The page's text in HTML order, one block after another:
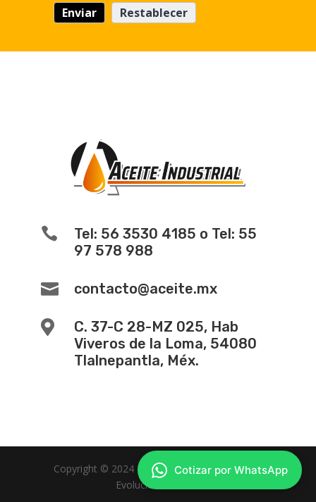

Tel: 56 3530 4185 o Tel: 55
97 578 988
 contacto@aceite.mx

C. 37-C 28-MZ 025, Hab
Viveros de la Loma, 54080
Tlalnepantla, Méx.
Copyright © 2024 -
Diseño de Paginas Web
Evolucion Web MX
Cotizar por WhatsApp